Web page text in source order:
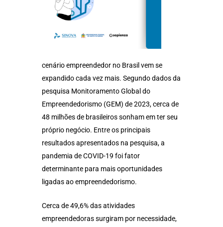
cenário empreendedor no Brasil vem se
expandido cada vez mais. Segundo dados da
pesquisa Monitoramento Global do
Empreendedorismo (GEM) de 2023, cerca de
48 milhões de brasileiros sonham em ter seu
próprio negócio. Entre os principais
resultados apresentados na pesquisa, a
pandemia de COVID-19 foi fator
determinante para mais oportunidades
ligadas ao empreendedorismo.
Cerca de 49,6% das atividades
empreendedoras surgiram por necessidade,